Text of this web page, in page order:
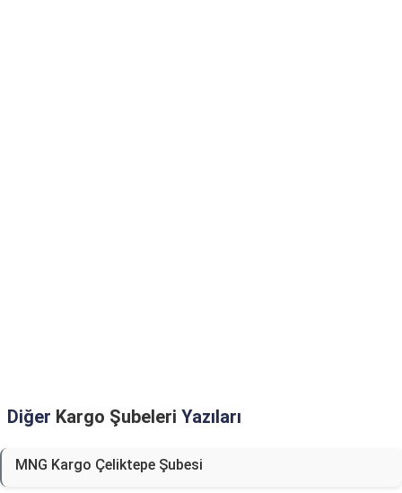
Diğer Kargo Şubeleri Yazıları
MNG Kargo Çeliktepe Şubesi